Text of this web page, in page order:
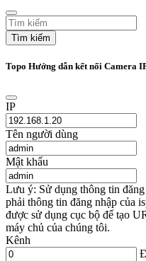
Tìm kiếm
Topo Hướng dẫn kết nối Camera
IP
Tên người dùng
Mật khẩu
Lưu ý: Sử dụng thông tin đăng
phải thông tin đăng nhập của
được sử dụng cục bộ để tạo
máy chủ của chúng tôi.
Kênh